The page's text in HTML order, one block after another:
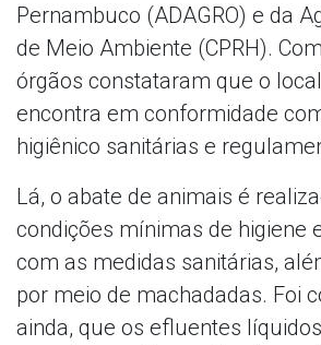
Pernambuco (ADAGRO) e da
de Meio Ambiente (CPRH).
órgãos constataram que o
encontra em conformidade
higiênico sanitárias e
Lá, o abate de animais é
condições mínimas de higiene
com as medidas sanitárias,
por meio de machadadas. Foi
ainda, que os efluentes